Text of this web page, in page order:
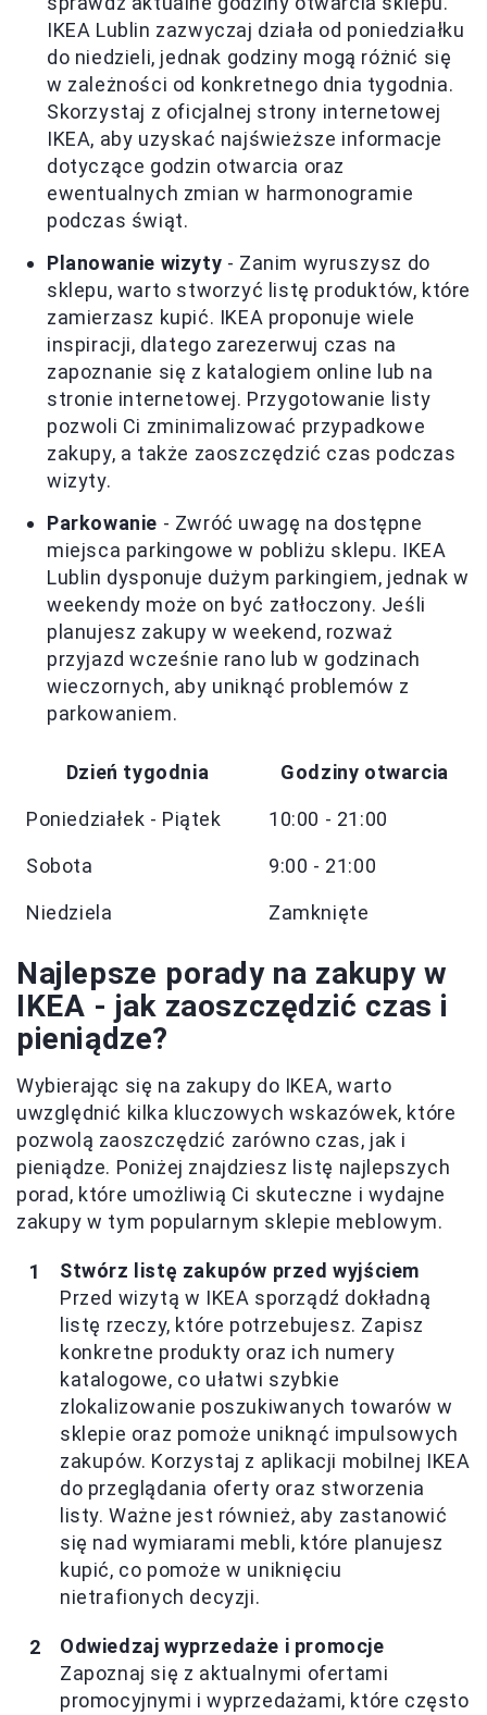
IKEA Lublin zazwyczaj działa od poniedziałku
do niedzieli, jednak godziny mogą różnić się
w zależności od konkretnego dnia tygodnia.
Skorzystaj z oficjalnej strony internetowej
IKEA, aby uzyskać najświeższe informacje
dotyczące godzin otwarcia oraz
ewentualnych zmian w harmonogramie
podczas świąt.
Planowanie wizyty - Zanim wyruszysz do
sklepu, warto stworzyć listę produktów, które
zamierzasz kupić. IKEA proponuje wiele
inspiracji, dlatego zarezerwuj czas na
zapoznanie się z katalogiem online lub na
stronie internetowej. Przygotowanie listy
pozwoli Ci zminimalizować przypadkowe
zakupy, a także zaoszczędzić czas podczas
wizyty.
Parkowanie - Zwróć uwagę na dostępne
miejsca parkingowe w pobliżu sklepu. IKEA
Lublin dysponuje dużym parkingiem, jednak w
weekendy może on być zatłoczony. Jeśli
planujesz zakupy w weekend, rozważ
przyjazd wcześnie rano lub w godzinach
wieczornych, aby uniknąć problemów z
parkowaniem.
Dzień tygodnia Godziny otwarcia
Poniedziałek - Piątek 10:00 - 21:00
Sobota 9:00 - 21:00
Niedziela Zamknięte
Najlepsze porady na zakupy w
IKEA - jak zaoszczędzić czas i
pieniądze?
Wybierając się na zakupy do IKEA, warto
uwzględnić kilka kluczowych wskazówek, które
pozwolą zaoszczędzić zarówno czas, jak i
pieniądze. Poniżej znajdziesz listę najlepszych
porad, które umożliwią Ci skuteczne i wydajne
zakupy w tym popularnym sklepie meblowym.
Stwórz listę zakupów przed wyjściem
Przed wizytą w IKEA sporządź dokładną
listę rzeczy, które potrzebujesz. Zapisz
konkretne produkty oraz ich numery
katalogowe, co ułatwi szybkie
zlokalizowanie poszukiwanych towarów w
sklepie oraz pomoże uniknąć impulsowych
zakupów. Korzystaj z aplikacji mobilnej IKEA
do przeglądania oferty oraz stworzenia
listy. Ważne jest również, aby zastanowić
się nad wymiarami mebli, które planujesz
kupić, co pomoże w uniknięciu
nietrafionych decyzji.
Odwiedzaj wyprzedaże i promocje
Zapoznaj się z aktualnymi ofertami
promocyjnymi i wyprzedażami, które często